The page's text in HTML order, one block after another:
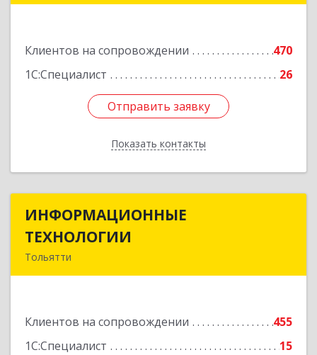
Клиентов на сопровождении
470
1С:Специалист
26
Отправить заявку
Показать контакты
Отправить заявку
Назад
ИНФОРМАЦИОННЫЕ
ТЕХНОЛОГИИ
Тольятти
Клиентов на сопровождении
455
1С:Специалист
15
ИНФОРМАЦИОННЫЕ
Подробнее